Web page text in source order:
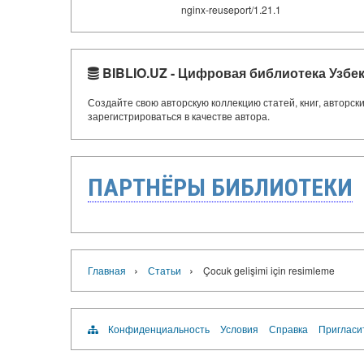
nginx-reuseport/1.21.1
BIBLIO.UZ - Цифровая библиотека
Создайте свою авторскую коллекцию статей, книг,
зарегистрироваться в качестве автора.
ПАРТНЁРЫ БИБЛИОТЕКИ
Главная › Статьи › Çocuk gelişimi için resimleme
Конфиденциальность Условия Справка